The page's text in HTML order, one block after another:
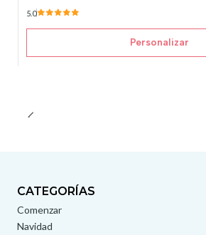
5.0
Personalizar
CATEGORÍAS
Comenzar
Navidad